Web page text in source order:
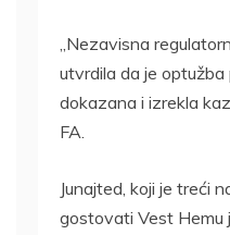
„Nezavisna
utvrdila da je
dokazana i izrekla
FA.
Junajted, koji je treći
gostovati Vest Hemu